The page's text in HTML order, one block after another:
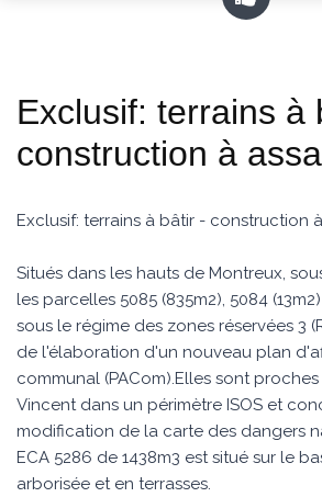
Exclusif: terrains à
construction à
Exclusif: terrains à bâtir - construction
Situés dans les hauts de Montreux,
les parcelles 5085 (835m2), 5084
sous le régime des zones réservées 3
de l'élaboration d'un nouveau plan
communal (PACom).Elles sont
Vincent dans un périmètre ISOS et
modification de la carte des dangers
ECA 5286 de 1438m3 est situé sur le
arborisée et en terrasses.